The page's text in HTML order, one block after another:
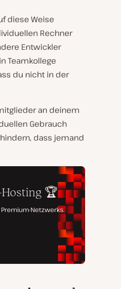
diese Weise
Rechner
Entwickler
Teamkollege
du nicht in der
an deinem
Gebrauch
dass jemand